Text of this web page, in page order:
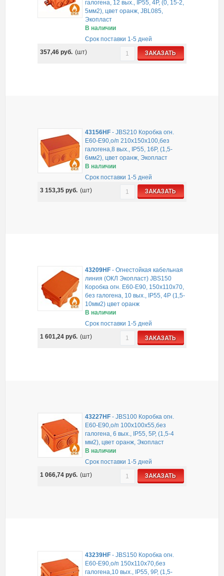
галогена, 12 вых., IP55, 4P, (0, 15-2,
5мм2), цвет оранж, JBL085,
Экопласт
В наличии
Срок поставки 1-5 дней
357,46руб. (шт) ЗАКАЗАТЬ
43156HF -JBS210 Коробка огн.
E60-E90,о/п 210х150х100,без
галогена,8 вых., IP55, 16P, (1,5-
6мм2), цвет оранж, Экопласт
В наличии
Срок поставки 1-5 дней
3 153,35руб. (шт) ЗАКАЗАТЬ
43209HF -Огнестойкая кабельная
линия (ОКЛ Экопласт) JBS150
Коробка огн. E60-E90, 150х110х70,
без галогена, 10 вых., IP55, 4Р (1,5-
10мм2) цвет оранж
В наличии
Срок поставки 1-5 дней
1 601,24руб. (шт) ЗАКАЗАТЬ
43227HF -JBS100 Коробка огн.
E60-E90,о/п 100х100х55,без
галогена, 6 вых., IP55, 5P, (1,5-4
мм2), цвет оранж, Экопласт
В наличии
Срок поставки 1-5 дней
1 066,74руб. (шт) ЗАКАЗАТЬ
43239HF -JBS150 Коробка огн.
E60-E90,о/п 150х110х70,без
галогена,10 вых., IP55, 9P, (1,5-